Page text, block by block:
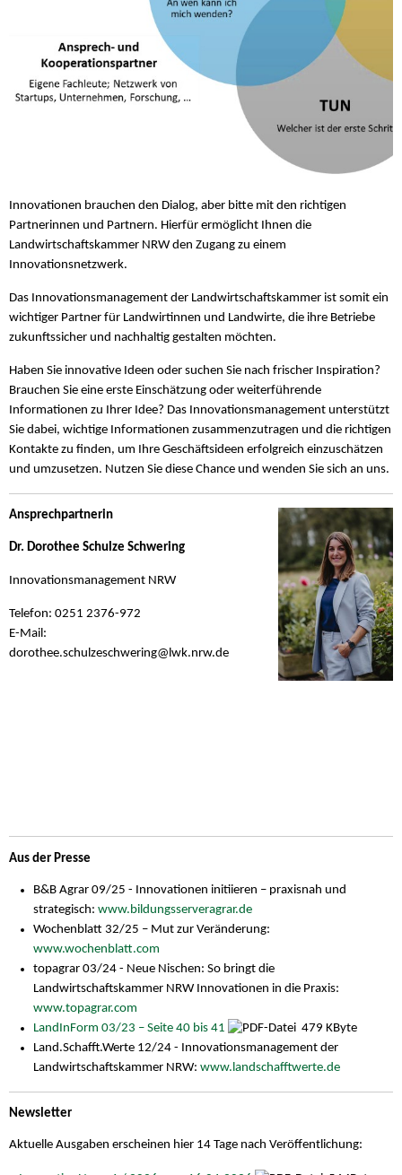
Innovationen brauchen den Dialog, aber bitte mit den richtigen
Partnerinnen und Partnern. Hierfür ermöglicht Ihnen die
Landwirtschaftskammer NRW den Zugang zu einem
Innovationsnetzwerk.
Das Innovationsmanagement der Landwirtschaftskammer ist somit ein
wichtiger Partner für Landwirtinnen und Landwirte, die ihre Betriebe
zukunftssicher und nachhaltig gestalten möchten.
Haben Sie innovative Ideen oder suchen Sie nach frischer Inspiration?
Brauchen Sie eine erste Einschätzung oder weiterführende
Informationen zu Ihrer Idee? Das Innovationsmanagement unterstützt
Sie dabei, wichtige Informationen zusammenzutragen und die richtigen
Kontakte zu finden, um Ihre Geschäftsideen erfolgreich einzuschätzen
und umzusetzen. Nutzen Sie diese Chance und wenden Sie sich an uns.
Ansprechpartnerin
Dr. Dorothee Schulze Schwering
Innovationsmanagement NRW
Telefon: 0251 2376-972
E-Mail:
dorothee.schulzeschwering@lwk.nrw.de
Aus der Presse
B&B Agrar 09/25 - Innovationen initiieren – praxisnah und
strategisch:www.bildungsserveragrar.de
Wochenblatt 32/25 – Mut zur Veränderung:
www.wochenblatt.com
topagrar 03/24 - Neue Nischen: So bringt die
Landwirtschaftskammer NRW Innovationen in die Praxis:
www.topagrar.com
LandInForm 03/23 – Seite 40 bis 41
479 KByte
Land.Schafft.Werte 12/24 - Innovationsmanagement der
Landwirtschaftskammer NRW:www.landschafftwerte.de
Newsletter
Aktuelle Ausgaben erscheinen hier 14 Tage nach Veröffentlichung: